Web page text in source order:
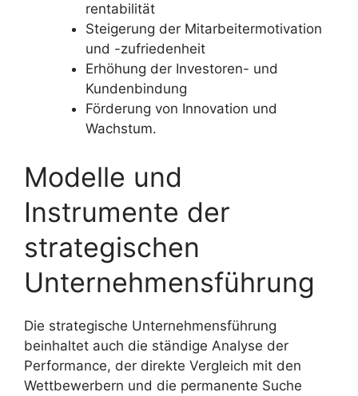
rentabilität
Steigerung der Mitarbeitermotivation
und -zufriedenheit
Erhöhung der Investoren- und
Kundenbindung
Förderung von Innovation und
Wachstum.
Modelle und
Instrumente der
strategischen
Unternehmensführung
Die strategische Unternehmensführung
beinhaltet auch die ständige Analyse der
Performance, der direkte Vergleich mit den
Wettbewerbern und die permanente Suche